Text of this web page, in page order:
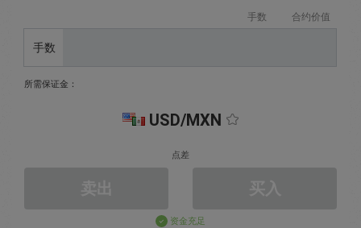
手数 合约价值
手数
所需保证金：
USD/MXN
点差
资金充足